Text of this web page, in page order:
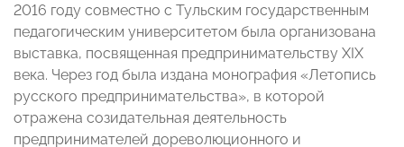
2016 году совместно с Тульским государственным
педагогическим университетом была организована
выставка, посвященная предпринимательству XIX
века. Через год была издана монография «Летопись
русского предпринимательства», в которой
отражена созидательная деятельность
предпринимателей дореволюционного и